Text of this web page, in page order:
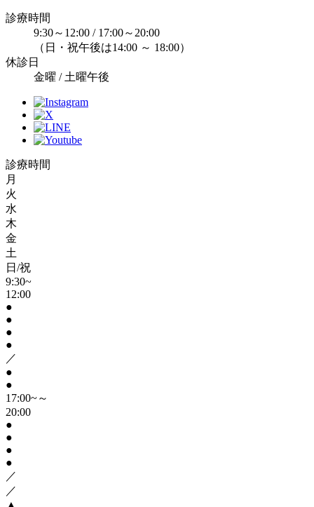
診療時間
9:30～12:00 / 17:00～20:00
（日・祝午後は14:00 ～ 18:00）
休診日
金曜 / 土曜午後
診療時間
月
火
水
木
金
土
日/祝
9:30~
12:00
●
●
●
●
／
●
●
17:00~～
20:00
●
●
●
●
／
／
▲